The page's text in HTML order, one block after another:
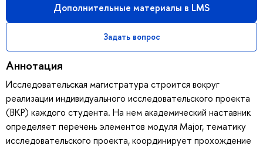
Дополнительные материалы в LMS
Задать вопрос
Аннотация
Исследовательская магистратура строится вокруг
реализации индивидуального исследовательского проекта
(ВКР) каждого студента. На нем академический наставник
определяет перечень элементов модуля Major, тематику
исследовательского проекта, координирует прохождение